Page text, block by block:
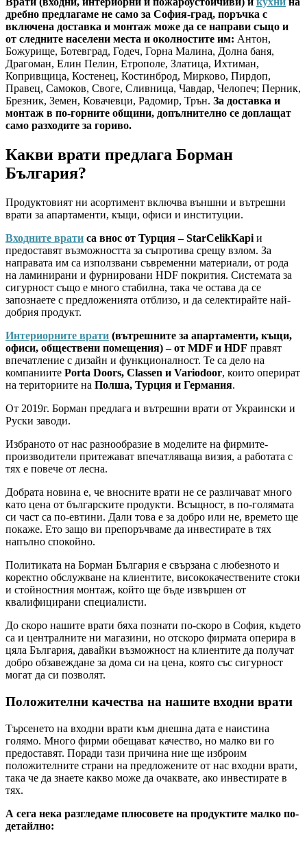
дребно предлагаме не само за София-град, поръчка с
включена доставка и монтаж може да се направи също и
от следните населени места и околностите им: Антон,
Божурище, Ботевград, Годеч, Горна Малина, Долна баня,
Драгоман, Елин Пелин, Етрополе, Златица, Ихтиман,
Копривщица, Костенец, Костинброд, Мирково, Пирдоп,
Правец, Самоков, Своге, Сливница, Чавдар, Челопеч; Перник,
Брезник, Земен, Ковачевци, Радомир, Трън. За доставка и
монтаж в по-горните общини, допълнително се доплащат
само разходите за гориво.
Какви врати предлага Борман
България?
Продуктовият ни асортимент включва външни и вътрешни
врати за апартаменти, къщи, офиси и институции.
Входните врати са внос от Турция – StarCelikKapi и
предоставят възможността за съпротива срещу взлом. За
направата им са използвани съвременни материали, от рода
на ламинирани и фурнировани HDF покрития. Системата за
сигурност също е много стабилна, така че остава да се
запознаете с предложенията отблизо, и да селектирайте най-
добрия продукт.
Интериорните врати (вътрешните за апартаменти, къщи,
офиси, обществени помещения) – от MDF и HDF правят
впечатление с дизайн и функционалност. Те са дело на
компаниите Porta Doors, Classen и Variodoor, които оперират
на териториите на Полша, Турция и Германия.
От 2019г. Борман предлага и вътрешни врати от Украински и
Руски заводи.
Избраното от нас разнообразие в моделите на фирмите-
производители притежават впечатляваща визия, а работата с
тях е повече от лесна.
Добрата новина е, че вносните врати не се различават много
като цена от българските продукти. Всъщност, в по-голямата
си част са по-евтини. Дали това е за добро или не, времето ще
покаже. Ето защо ви препоръчваме да инвестирате в тях
напълно спокойно.
Политиката на Борман България е свързана с любезното и
коректно обслужване на клиентите, висококачествените стоки
и стойностния монтаж, който ще бъде извършен от
квалифицирани специалисти.
До скоро нашите врати бяха познати по-скоро в София, където
са и централните ни магазини, но отскоро фирмата оперира в
цяла България, давайки възможност на клиентите да получат
добро обзавеждане за дома си на цена, която със сигурност
могат да си позволят.
Положителни качества на нашите входни врати
Търсенето на входни врати към днешна дата е наистина
голямо. Много фирми обещават качество, но малко ви го
предоставят. Поради тази причина ние ще изброим
положителните страни на предложените от нас входни врати,
така че да знаете какво може да очаквате, ако инвестирате в
тях.
А сега нека разгледаме плюсовете на продуктите малко по-
детайлно: